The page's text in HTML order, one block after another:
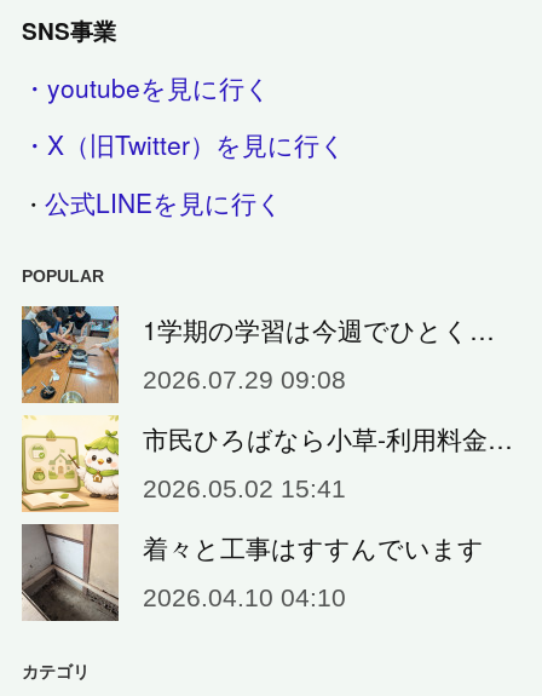
SNS事業
・youtubeを見に行く
・X（旧Twitter）を見に行く
・公式LINEを見に行く
POPULAR
1学期の学習は今週でひとく…
2026.07.29 09:08
市民ひろばなら小草‐利用料金…
2026.05.02 15:41
着々と工事はすすんでいます
2026.04.10 04:10
カテゴリ